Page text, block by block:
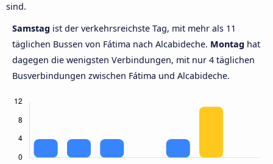
sind.
Samstag ist der verkehrsreichste Tag, mit mehr als 11
täglichen Bussen von Fátima nach Alcabideche. Montag hat
dagegen die wenigsten Verbindungen, mit nur 4 täglichen
Busverbindungen zwischen Fátima und Alcabideche.